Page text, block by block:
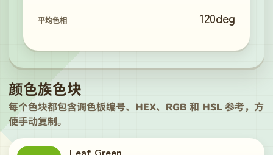
平均色相 120deg
颜色族色块
每个色块都包含调色板编号、HEX、RGB 和 HSL 参考，方
便手动复制。
Leaf Green